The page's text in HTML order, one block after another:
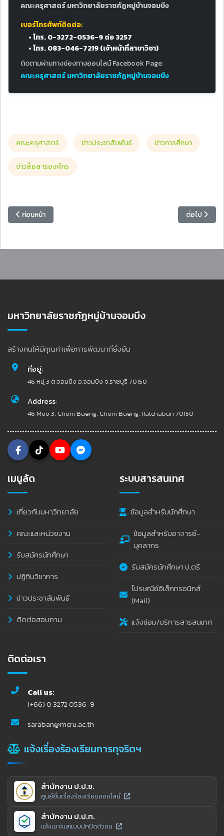
คณะครุศาสตร์ มหาวิทยาลัยราชภัฏหมู่บ้านจอมบึง
เบอร์โทรศัพท์ติดต่อ:
• โทร. 0-3272-0536-9 ต่อ 3257
• โทร.083-046-7219(เจ้าหน้าที่สาขาวิชา)
ติดตามผ่านทางช่องทางออนไลน์ Facebook Page:
คณะครุศาสตร์ มหาวิทยาลัยราชภัฏหมู่บ้านจอมบึง
คณะครุศาสตร์ ข่าวประชาสัมพันธ์ ข่าวการศึกษา
ข่าวสื่อสารองค์กร
เนื้อหาก่อนหน้า: ต้อนรับ Freshy MCRU 69 : เช็กลิสต์เตรียมความพร้อม
ก่อนหน้า เนื้อหาถัดไ
ต่อไป
มหาวิทยาลัยราชภัฏหมู่บ้านจอมบึง
สร้างคนให้มีคุณค่าเพื่อการพัฒนาที่ยั่งยืน
ที่อยู่:
46 หมู่ 3 ต.จอมบึง อ.จอมบึง จ.ราชบุรี 70150
Address:
46 Moo 3, Chom Bueng, Chom Bueng, Ratchaburi 70150
เมนูลัด
เกี่ยวกับมหาวิทยาลัย
คณะและหน่วยงาน
รับสมัครนักศึกษา
ปฏิทินวิชาการ
ข่าวประชาสัมพันธ์
ติดต่อสอบถาม
ระบบสารสนเทศ
ข้อมูลสำหรับนักศึกษา
ข้อมูลสำหรับอาจารย์-
บุคลากร
รับสมัครนักศึกษา ป.ตรี
ไปรษณีย์อิเล็กทรอนิกส์
(Mail)
แจ้งซ่อม/บริการสารสนเทศ
ติดต่อเรา
Call us:
(+66) 0 3272 0536-9
saraban@mcru.ac.th
แจ้งเรื่องร้องเรียนการทุจริตฯ
สำนักงาน ป.ป.ช.
ศูนย์ยื่นเรื่องร้องเรียนออนไลน์
สำนักงาน ป.ป.ท.
แจ้งเบาะแสแบบปกปิดตัวตน